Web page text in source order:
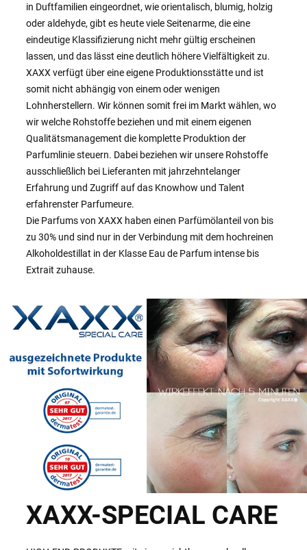
in Duftfamilien eingeordnet, wie orientalisch, blumig, holzig
oder aldehyde, gibt es heute viele Seitenarme, die eine
eindeutige Klassifizierung nicht mehr gültig erscheinen
lassen, und das lässt eine deutlich höhere Vielfältigkeit zu.
XAXX verfügt über eine eigene Produktionsstätte und ist
somit nicht abhängig von einem oder wenigen
Lohnherstellern. Wir können somit frei im Markt wählen, wo
wir welche Rohstoffe beziehen und mit einem eigenen
Qualitätsmanagement die komplette Produktion der
Parfumlinie steuern. Dabei beziehen wir unsere Rohstoffe
ausschließlich bei Lieferanten mit jahrzehntelanger
Erfahrung und Zugriff auf das Knowhow und Talent
erfahrenster Parfumeure.
Die Parfums von XAXX haben einen Parfümölanteil von bis
zu 30% und sind nur in der Verbindung mit dem hochreinen
Alkoholdestillat in der Klasse Eau de Parfum intense bis
Extrait zuhause.
XAXX-SPECIAL CARE